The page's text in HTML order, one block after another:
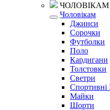
ЧОЛОВІКАМ
Чоловікам
Джинси
Сорочки
Футболки
Поло
Кардигани
Толстовки
Светри
Майки
Шорти